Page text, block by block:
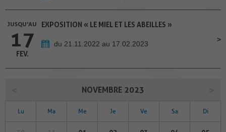
JUSQU'AU
17
FEV.
EXPOSITION « LE MIEL ET LES ABEILLES »
du 21.11.2022 au 17.02.2023
NOVEMBRE 2023
Lu Ma Me Je Ve Sa Di